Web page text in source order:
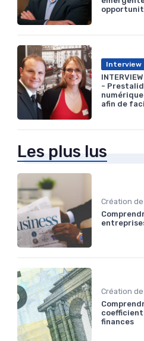
Interview
-
afin de
Les plus lus
finances